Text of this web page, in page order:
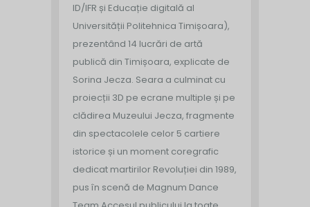
ID/IFR și Educație digitală al
Universității Politehnica Timișoara),
prezentând 14 lucrări de artă
publică din Timișoara, explicate de
Sorina Jecza. Seara a culminat cu
proiecții 3D pe ecrane multiple și pe
clădirea Muzeului Jecza, fragmente
din spectacolele celor 5 cartiere
istorice și un moment coregrafic
dedicat martirilor Revoluției din 1989,
pus în scenă de Magnum Dance